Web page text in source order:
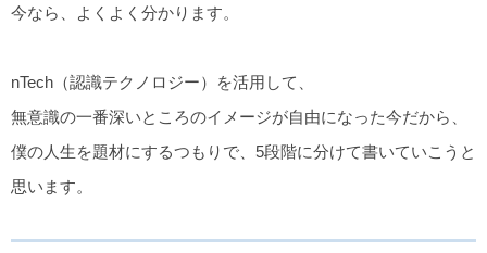
今なら、よくよく分かります。
nTech（認識テクノロジー）を活用して、
無意識の一番深いところのイメージが自由になった今だから、
僕の人生を題材にするつもりで、5段階に分けて書いていこうと
思います。